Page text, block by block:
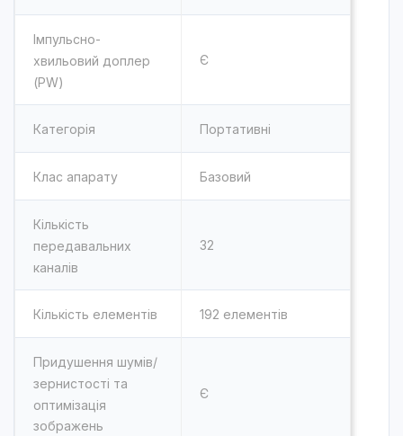
Імпульсно-
хвильовий доплер
(PW)
Є
Категорія Портативні
Клас апарату Базовий
Кількість
передавальних
каналів
32
Кількість елементів 192 елементів
Придушення шумів/
зернистості та
оптимізація
зображень
Є